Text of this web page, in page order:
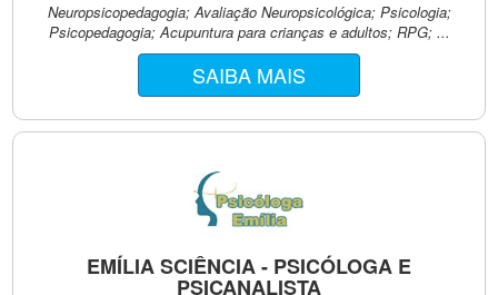
Neuropsicopedagogia; Avaliação Neuropsicológica; Psicologia;
Psicopedagogia; Acupuntura para crianças e adultos; RPG; ...
SAIBA MAIS
EMÍLIA SCIÊNCIA - PSICÓLOGA E
PSICANALISTA